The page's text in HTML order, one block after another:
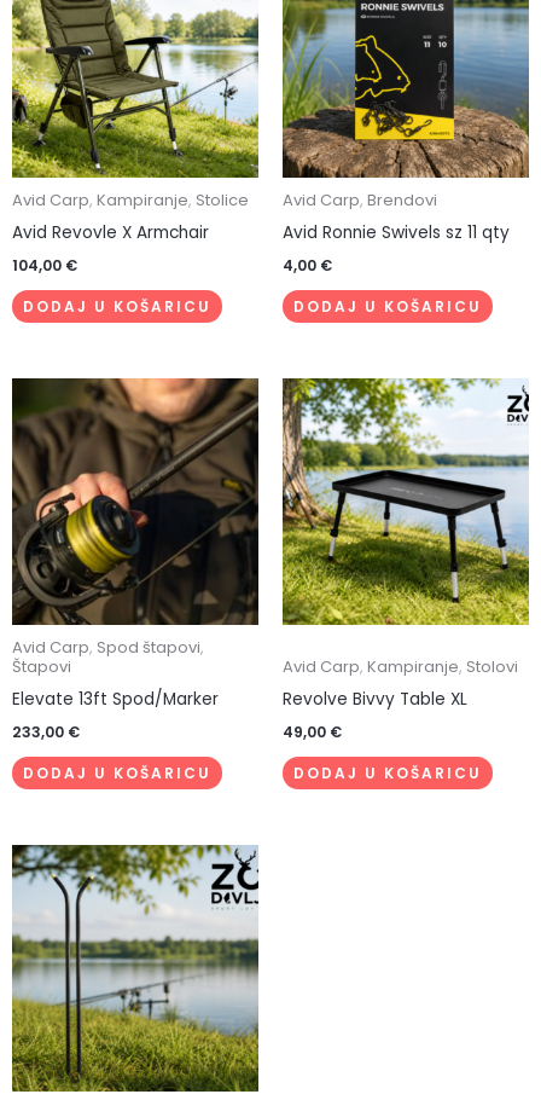
Avid Carp, Kampiranje, Stolice
Avid Revovle X Armchair
104,00 €
DODAJ U KOŠARICU
Avid Carp, Brendovi
Avid Ronnie Swivels sz 11 qty
4,00 €
DODAJ U KOŠARICU
Avid Carp, Spod štapovi,
Štapovi
Elevate 13ft Spod/Marker
233,00 €
DODAJ U KOŠARICU
Avid Carp, Kampiranje, Stolovi
Revolve Bivvy Table XL
49,00 €
DODAJ U KOŠARICU